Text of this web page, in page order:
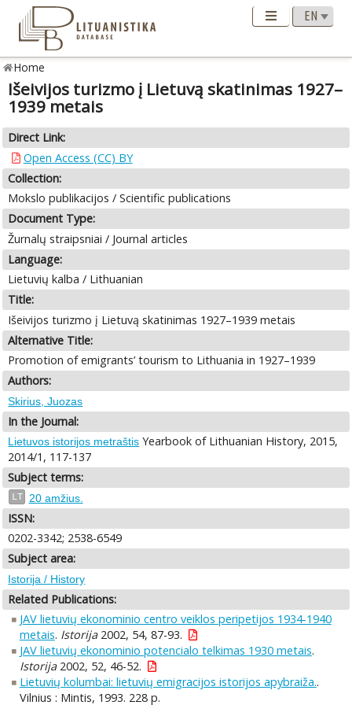
Home
Išeivijos turizmo į Lietuvą skatinimas 1927–
1939 metais
Direct Link:
Open Access (CC) BY
Collection:
Mokslo publikacijos / Scientific publications
Document Type:
Žurnalų straipsniai / Journal articles
Language:
Lietuvių kalba / Lithuanian
Title:
Išeivijos turizmo į Lietuvą skatinimas 1927–1939 metais
Alternative Title:
Promotion of emigrants’ tourism to Lithuania in 1927–1939
Authors:
Skirius, Juozas
In the Journal:
Lietuvos istorijos metraštis Yearbook of Lithuanian History, 2015,
2014/1, 117-137
Subject terms:
LT 20 amžius.
ISSN:
0202-3342; 2538-6549
Subject area:
Istorija / History
Related Publications:
JAV lietuvių ekonominio centro veiklos peripetijos 1934-1940
metais. Istorija2002, 54, 87-93.
JAV lietuvių ekonominio potencialo telkimas 1930 metais.
Istorija2002, 52, 46-52.
Lietuvių kolumbai: lietuvių emigracijos istorijos apybraiža..
Vilnius : Mintis, 1993. 228 p.